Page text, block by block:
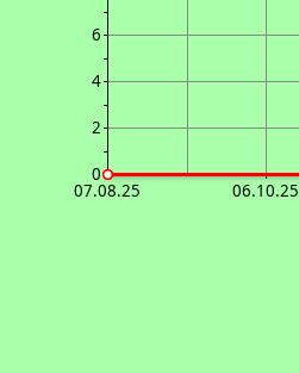
6
4
2
0
07.08.25 06.10.25